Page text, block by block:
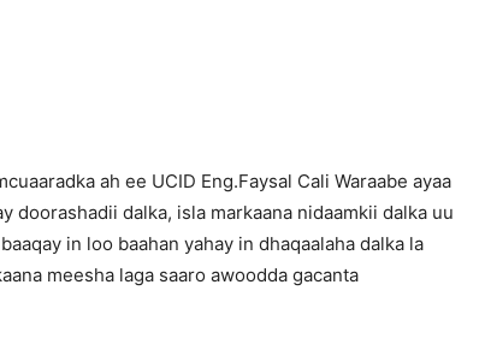
ah ee UCID Eng.Faysal Cali Waraabe ayaa
doorashadii dalka, isla markaana nidaamkii dalka uu
in loo baahan yahay in dhaqaalaha dalka la
meesha laga saaro awoodda gacanta